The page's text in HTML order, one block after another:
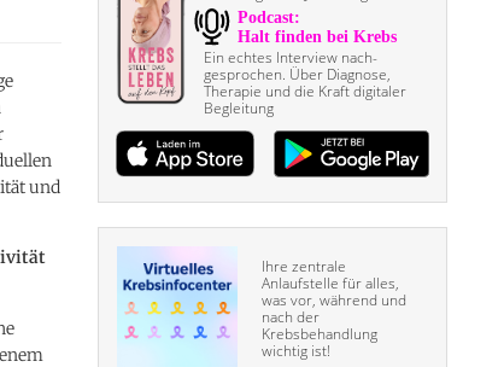
und
Ein echtes Interview nach­
gesprochen. Über Diagnose,
Therapie und die Kraft digitaler
Begleitung
Ihre zentrale
Anlaufstelle für alles,
was vor, während und
nach der
Krebsbehandlung
wichtig ist!